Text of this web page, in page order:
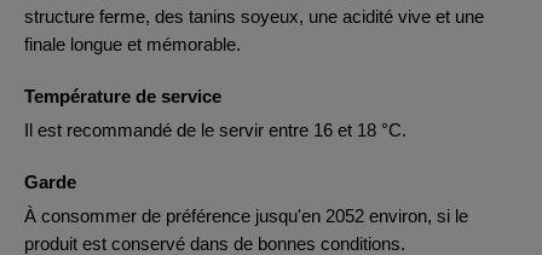
structure ferme, des tanins soyeux, une acidité vive et une
finale longue et mémorable.
Température de service
Il est recommandé de le servir entre 16 et 18 °C.
Garde
À consommer de préférence jusqu'en 2052 environ, si le
produit est conservé dans de bonnes conditions.